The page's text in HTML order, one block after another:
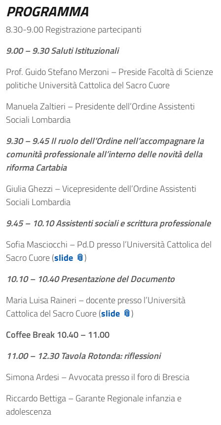
PROGRAMMA
8.30-9.00 Registrazione partecipanti
9.00 – 9.30 Saluti Istituzionali
Prof. Guido Stefano Merzoni – Preside Facoltà di Scienze
politiche Università Cattolica del Sacro Cuore
Manuela Zaltieri – Presidente dell’Ordine Assistenti
Sociali Lombardia
9.30 – 9.45 Il ruolo dell’Ordine nell’accompagnare la
comunità professionale all’interno delle novità della
riforma Cartabia
Giulia Ghezzi – Vicepresidente dell’Ordine Assistenti
Sociali Lombardia
9.45 – 10.10 Assistenti sociali e scrittura professionale
Sofia Masciocchi – Pd.D presso l’Università Cattolica del
Sacro Cuore (slide
)
10.10 – 10.40 Presentazione del Documento
Maria Luisa Raineri – docente presso l’Università
Cattolica del Sacro Cuore (slide
)
Coffee Break 10.40 – 11.00
11.00 – 12.30 Tavola Rotonda: riflessioni
Simona Ardesi – Avvocata presso il foro di Brescia
Riccardo Bettiga – Garante Regionale infanzia e
adolescenza